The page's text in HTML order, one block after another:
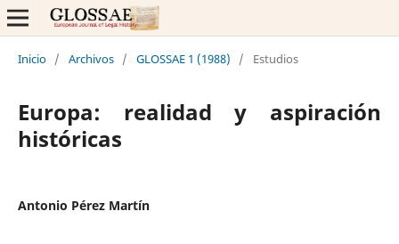
Inicio / Archivos / GLOSSAE 1 (1988) / Estudios
Europa: realidad y aspiración
históricas
Antonio Pérez Martín